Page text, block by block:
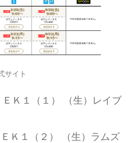
サイト
Ｋ１（１） （生）レイブ
Ｋ１（２） （生）ラムズ